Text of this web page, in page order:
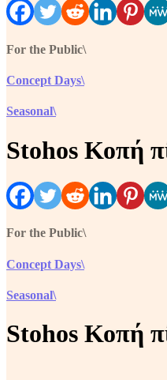
For the Public\
Concept Days\
Seasonal\
Stohos Κοπή
For the Public\
Concept Days\
Seasonal\
Stohos Κοπή